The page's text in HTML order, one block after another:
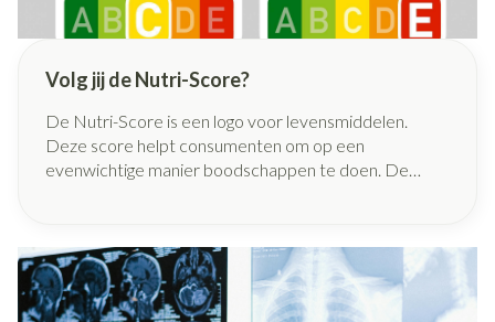
Volg jij de Nutri-Score?
De Nutri-Score is een logo voor levensmiddelen.
Deze score helpt consumenten om op een
evenwichtige manier boodschappen te doen. De
bij jouw aankopen? Wij leggen je uit hoe deze score
wordt toegekend aan producten, en waarom er ook
kritiek is op de Nutri-Score.